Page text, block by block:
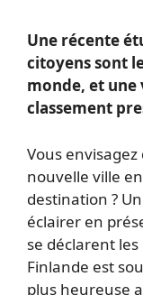
Une récente
citoyens sont
monde, et
classement
Vous
nouvelle ville
destination ?
éclairer en
se déclarent
Finlande est
plus heureuse